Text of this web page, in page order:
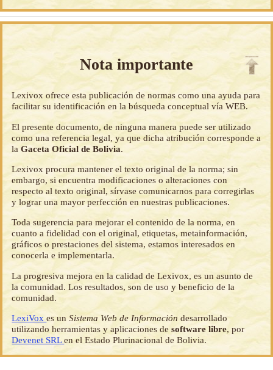
Nota importante
Lexivox ofrece esta publicación de normas como una ayuda para
facilitar su identificación en la búsqueda conceptual vía WEB.
El presente documento, de ninguna manera puede ser utilizado
como una referencia legal, ya que dicha atribución corresponde a
laGaceta Oficial de Bolivia.
Lexivox procura mantener el texto original de la norma; sin
embargo, si encuentra modificaciones o alteraciones con
respecto al texto original, sírvase comunicarnos para corregirlas
y lograr una mayor perfección en nuestras publicaciones.
Toda sugerencia para mejorar el contenido de la norma, en
cuanto a fidelidad con el original, etiquetas, metainformación,
gráficos o prestaciones del sistema, estamos interesados en
conocerla e implementarla.
La progresiva mejora en la calidad de Lexivox, es un asunto de
la comunidad. Los resultados, son de uso y beneficio de la
comunidad.
LexiVoxes unSistema Web de Información desarrollado
utilizando herramientas y aplicaciones desoftware libre, por
Devenet SRLen el Estado Plurinacional de Bolivia.